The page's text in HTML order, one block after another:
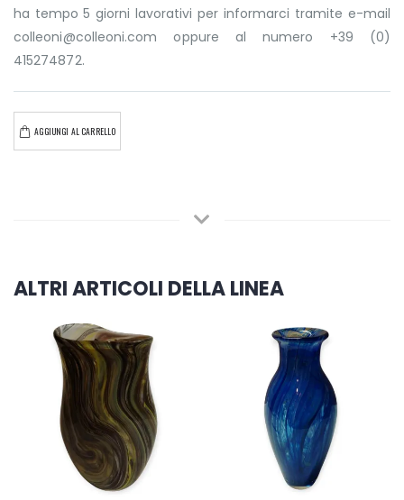
ha tempo 5 giorni lavorativi per informarci tramite e-mail
colleoni@colleoni.com oppure al numero +39 (0)
415274872.
AGGIUNGI AL CARRELLO
ALTRI ARTICOLI DELLA LINEA